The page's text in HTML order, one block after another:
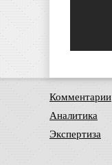
Комментарии
Аналитика
Экспертиза